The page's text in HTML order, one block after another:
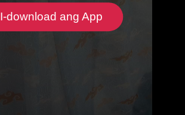
I-download ang App